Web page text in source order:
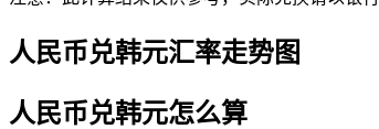
人民币兑韩元汇率走势图
人民币兑韩元怎么算